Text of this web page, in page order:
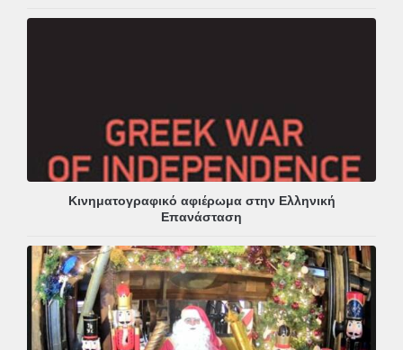
Κινηματογραφικό αφιέρωμα στην Ελληνική
Επανάσταση